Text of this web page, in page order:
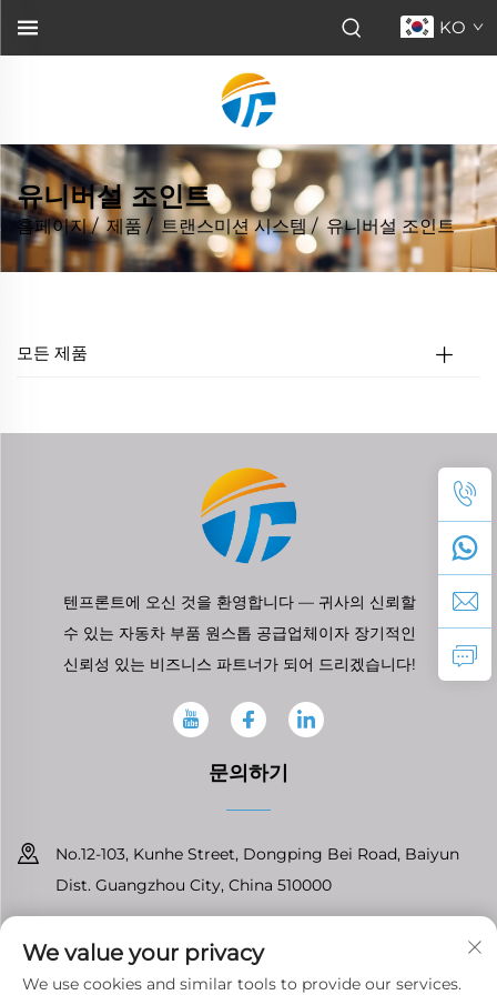
KO
유니버설 조인트
홈페이지/제품 / 트랜스미션 시스템/ 유니버설 조인트
모든 제품
텐프론트에 오신 것을 환영합니다 — 귀사의 신뢰할
수 있는 자동차 부품 원스톱 공급업체이자 장기적인
신뢰성 있는 비즈니스 파트너가 되어 드리겠습니다!
문의하기
No.12-103, Kunhe Street, Dongping Bei Road, Baiyun
Dist. Guangzhou City, China 510000
[email protected]
We value your privacy
We use cookies and similar tools to provide our services.